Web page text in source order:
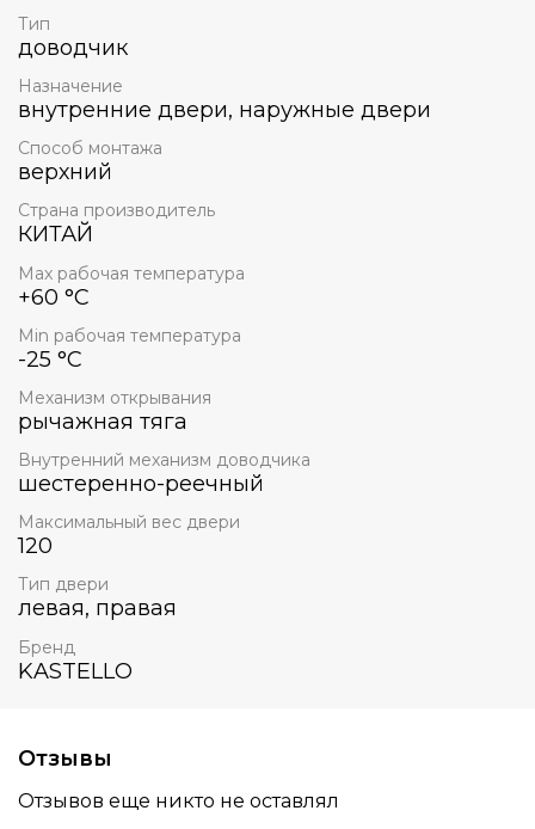
Тип
доводчик
Назначение
внутренние двери, наружные двери
Способ монтажа
верхний
Страна производитель
КИТАЙ
Max рабочая температура
+60 °C
Min рабочая температура
-25 °C
Механизм открывания
рычажная тяга
Внутренний механизм доводчика
шестеренно-реечный
Максимальный вес двери
120
Тип двери
левая, правая
Бренд
KASTELLO
Отзывы
Отзывов еще никто не оставлял